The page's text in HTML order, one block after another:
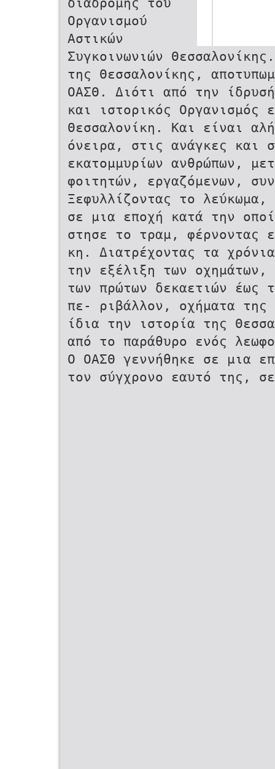
Οργανισμού
Αστικών
Συγκοινωνιών
της Θεσσαλονίκης,
ΟΑΣΘ. Διότι από την
και ιστορικός Οργανισμός
Θεσσαλονίκη. Και είναι
όνειρα, στις ανάγκες και
εκατομμυρίων ανθρώπων,
φοιτητών, εργαζόμενων,
Ξεφυλλίζοντας το
σε μια εποχή κατά την
στησε το τραμ, φέρνοντας
κη. Διατρέχοντας τα
την εξέλιξη των οχημάτων,
των πρώτων δεκαετιών έως
πε- ριβάλλον, οχήματα
ίδια την ιστορία της
από το παράθυρο ενός
Ο ΟΑΣΘ γεννήθηκε σε μια
τον σύγχρονο εαυτό της,